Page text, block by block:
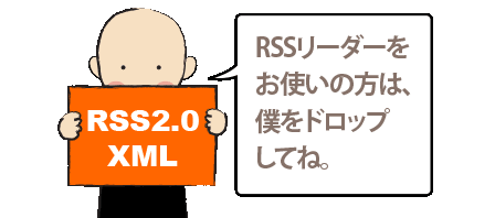
2011年7月(18)
2011年6月
2011年5月
(15)
2011年4月(17)
2011年3月(15)
2011年2月
2011年1月(22)
2010年12月(21)
2010年11月
新聞屋の道具箱
新聞社で使われる用語の解説など
makotoさんの御符内巡礼記
東京の巡礼記です
POLYHEDON
いろいろなことが書いてあるよ
bunchan
あちこち行って！
目白鍼灸院